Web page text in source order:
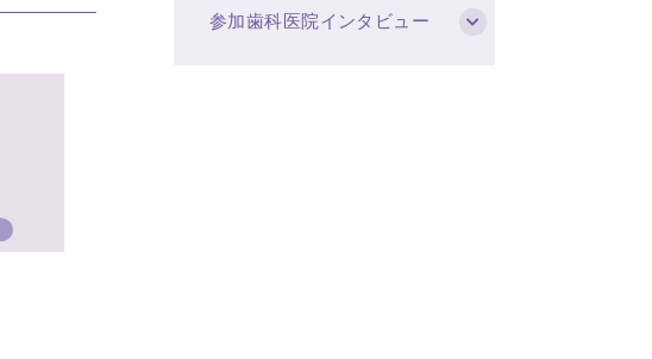
参加歯科医院インタビュー